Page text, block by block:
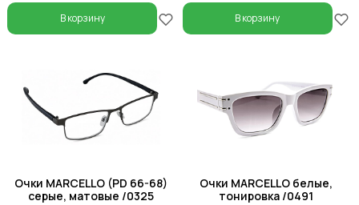
В корзину В корзину
Очки MARCELLO (PD 66-68)
серые, матовые /0325
Очки MARCELLO белые,
тонировка /0491